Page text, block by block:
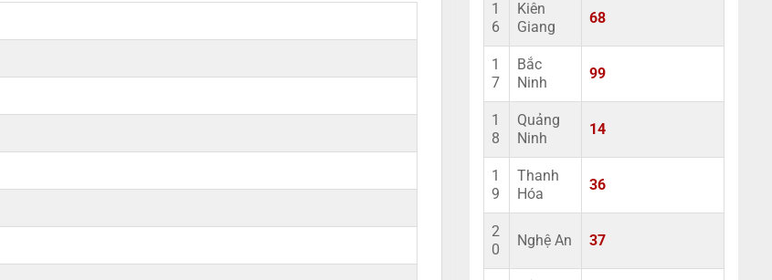
1
6
Kiên
Giang
68
1
7
Bắc
Ninh
99
1
8
Quảng
Ninh
14
1
9
Thanh
Hóa
36
2
0
Nghệ An 37